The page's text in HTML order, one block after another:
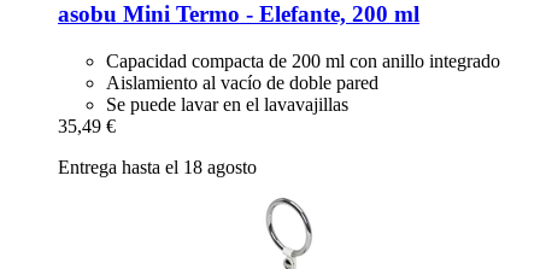
asobu Mini Termo -​ Elefante, 200 ml
Capacidad compacta de 200 ml con anillo integrado
Aislamiento al vacío de doble pared
Se puede lavar en el lavavajillas
35,49 €
Entrega hasta el 18 agosto